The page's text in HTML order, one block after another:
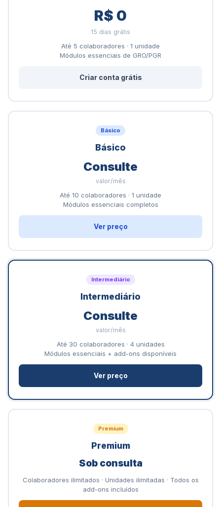
R$ 0
15 dias grátis
Até 5 colaboradores · 1 unidade
Módulos essenciais de GRO/PGR
Criar conta grátis
Básico
Básico
Consulte
valor/mês
Até 10 colaboradores · 1 unidade
Módulos essenciais completos
Ver preço
Intermediário
Intermediário
Consulte
valor/mês
Até 30 colaboradores · 4 unidades
Módulos essenciais + add-ons disponíveis
Ver preço
Premium
Premium
Sob consulta
Colaboradores ilimitados · Unidades ilimitadas · Todos os
add-ons incluídos